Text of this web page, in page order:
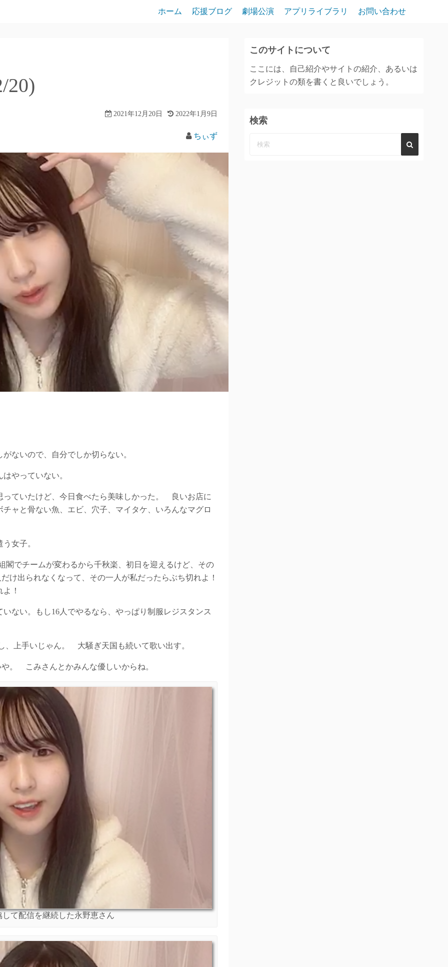
ホーム 応援ブログ 劇場公演 アプリライブラリ お問い合わせ
20)
2021年12月20日 2022年1月9日
ちぃず
ないので、自分でしか切らない。
やっていない。
ていたけど、今日食べたら美味しかった。 良いお店に
ャと骨ない魚、エビ、穴子、マイタケ、いろんなマグロ
女子。
閣でチームが変わるから千秋楽、初日を迎えるけど、その
け出られなくなって、その一人が私だったらぶち切れよ！
！
ない。もし16人でやるなら、やっぱり制服レジスタンス
、上手いじゃん。 大騒ぎ天国も続いて歌い出す。
。 こみさんとかみんな優しいからね。
て配信を継続した永野恵さん
このサイトについて
ここには、自己紹介やサイトの紹介、あるいは
クレジットの類を書くと良いでしょう。
検索